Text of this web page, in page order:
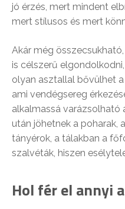
jó érzés, mert mindent
mert stílusos és mert
Akár még
is célszerű
olyan asztallal bővülhet
ami vendégsereg
alkalmassá varázsolható
után jöhetnek a poharak,
tányérok, a tálakban a
szalvéták, hiszen
Hol fér el annyi